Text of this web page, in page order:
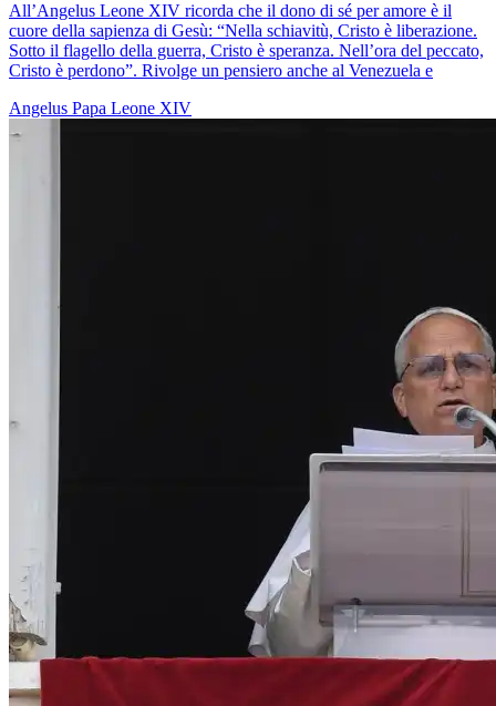
All’Angelus Leone XIV ricorda che il dono di sé per amore è il
cuore della sapienza di Gesù: “Nella schiavitù, Cristo è liberazione.
Sotto il flagello della guerra, Cristo è speranza. Nell’ora del peccato,
Cristo è perdono”. Rivolge un pensiero anche al Venezuela e
Angelus Papa Leone XIV